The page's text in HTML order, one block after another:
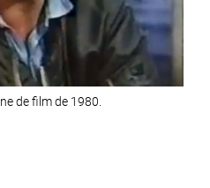
de film de 1980.